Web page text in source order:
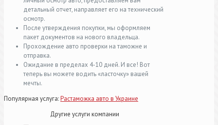
детальный отчет, направляет его на технический
осмотр.
После утверждения покупки, мы оформляем
пакет документов на нового владельца.
Прохождение авто проверки на таможне и
отправка.
Ожидание в пределах 4-10 дней. И все! Вот
теперь вы можете водить «ласточку» вашей
мечты.
Популярная услуга:Растаможка авто в Украине
Другие услуги компании